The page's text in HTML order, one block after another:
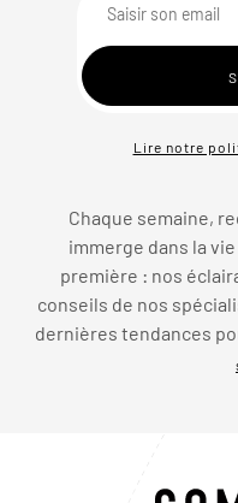
Lire notre
Chaque semaine,
immerge dans la
première : nos
conseils de nos
dernières tendances